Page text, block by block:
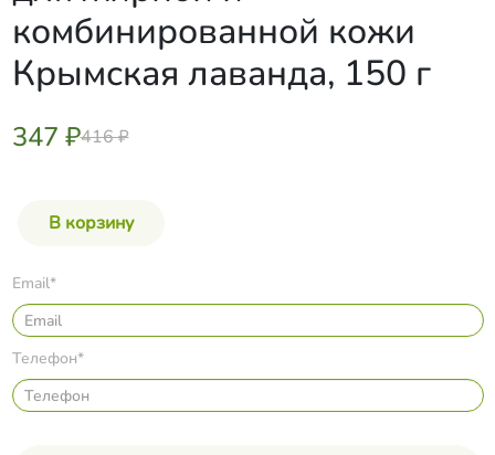
комбинированной кожи
Крымская лаванда, 150 г
347 ₽416 ₽
Email*
Телефон*